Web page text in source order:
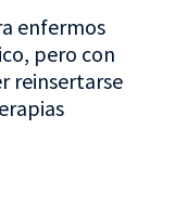
enfermos
pero con
reinsertarse